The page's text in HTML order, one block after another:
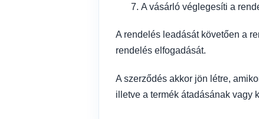
A vásárló véglegesíti a
A rendelés leadását követően a
rendelés elfogadását.
A szerződés akkor jön létre,
illetve a termék átadásának vagy